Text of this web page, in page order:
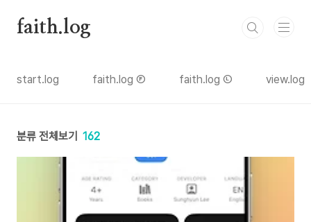
faith.log
start.log faith.log Ⓕ faith.log Ⓛ view.log
분류 전체보기 162